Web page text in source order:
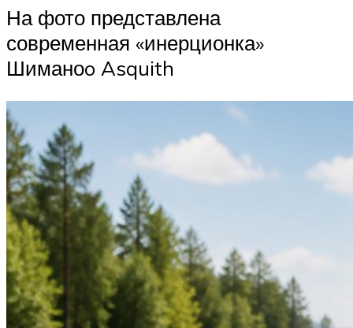
На фото представлена
современная «инерционка»
Шиманоo Asquith